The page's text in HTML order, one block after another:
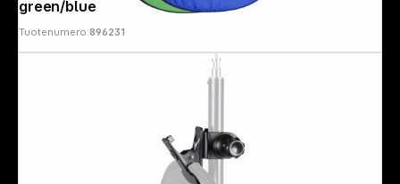
green/blue
Tuotenumero:896231